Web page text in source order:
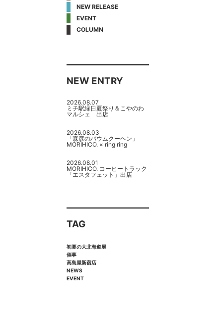
NEW RELEASE
EVENT
COLUMN
NEW ENTRY
2026.08.07
ミチ駅縁日夏祭り＆こやのわ
マルシェ 出店
2026.08.03
「森彦のバウムクーヘン」
MORIHICO. × ring ring
2026.08.01
MORIHICO. コーヒートラック
「エスタフェット」出店
TAG
初夏の大北海道展
催事
高島屋新宿店
NEWS
EVENT